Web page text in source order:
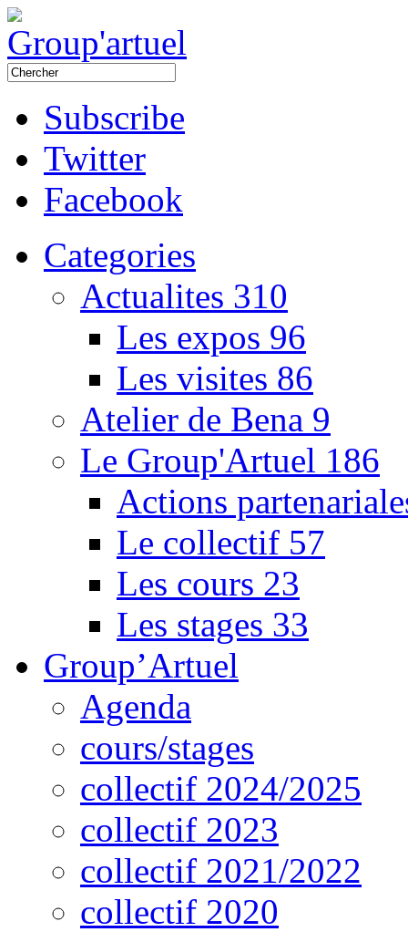
Subscribe
Twitter
Facebook
Categories
Actualites 310
Les expos 96
Les visites 86
Atelier de Bena 9
Le Group'Artuel 186
Actions
Le collectif 57
Les cours 23
Les stages 33
Group’Artuel
Agenda
cours/stages
collectif 2024/2025
collectif 2023
collectif 2021/2022
collectif 2020